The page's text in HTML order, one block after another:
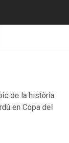
de la història
en Copa del